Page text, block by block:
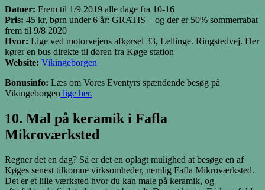
Datoer: Frem til 1/9 2019 alle dage fra 10-16
Pris: 45 kr, børn under 6 år: GRATIS – og der er 50% sommerrabat
frem til 9/8 2020
Hvor: Lige ved motorvejens afkørsel 33, Lellinge. Ringstedvej. Der
kører en bus direkte til døren fra Køge station
Website: Vikingeborgen
Bonusinfo: Læs om Vores Eventyrs spændende besøg på
Vikingeborgen lige her.
10. Mal på keramik i Fafla
Mikroværksted
Regner det en dag? Så er det en oplagt mulighed at besøge en af
Køges senest tilkomne virksomheder, nemlig Fafla Mikroværksted.
Det er et lille værksted hvor du kan male på keramik, og